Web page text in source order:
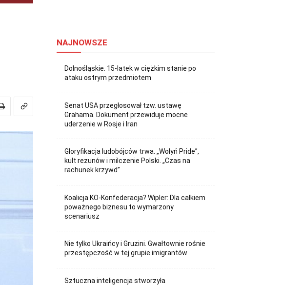
NAJNOWSZE
Dolnośląskie. 15-latek w ciężkim stanie po
ataku ostrym przedmiotem
Senat USA przegłosował tzw. ustawę
Grahama. Dokument przewiduje mocne
uderzenie w Rosje i Iran
Gloryfikacja ludobójców trwa. „Wołyń Pride”,
kult rezunów i milczenie Polski. „Czas na
rachunek krzywd”
Koalicja KO-Konfederacja? Wipler: Dla całkiem
poważnego biznesu to wymarzony
scenariusz
Nie tylko Ukraińcy i Gruzini. Gwałtownie rośnie
przestępczość w tej grupie imigrantów
Sztuczna inteligencja stworzyła